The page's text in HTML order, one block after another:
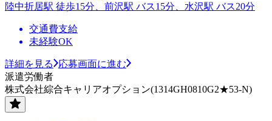
陸中折居駅 徒歩15分、前沢駅 バス15分、水沢駅 バス20分
交通費支給
未経験OK
詳細を見る
応募画面に進む
派遣労働者
株式会社綜合キャリアオプション(1314GH0810G2★53-N)